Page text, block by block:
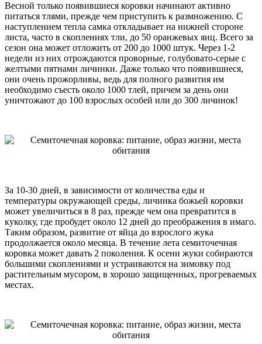
Весной только появившиеся коровки начинают активно
питаться тлями, прежде чем приступить к размножению. С
наступлением тепла самка откладывает на нижней стороне
листа, часто в скоплениях тли, до 50 оранжевых яиц. Всего за
сезон она может отложить от 200 до 1000 штук. Через 1-2
недели из них отрождаются проворные, голубовато-серые с
желтыми пятнами личинки. Даже только что появившиеся,
они очень прожорливы, ведь для полного развития им
необходимо съесть около 1000 тлей, причем за день они
уничтожают до 100 взрослых особей или до 300 личинок!
За 10-30 дней, в зависимости от количества еды и
температуры окружающей среды, личинка божьей коровки
может увеличиться в 8 раз, прежде чем она превратится в
куколку, где пробудет около 12 дней до преображения в имаго.
Таким образом, развитие от яйца до взрослого жука
продолжается около месяца. В течение лета семиточечная
коровка может давать 2 поколения. К осени жуки собираются
большими скоплениями и устраиваются на зимовку под
растительным мусором, в хорошо защищенных, прогреваемых
местах.